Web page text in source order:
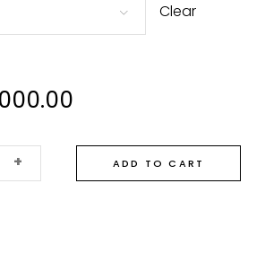
Clear
+ ADD TO CART